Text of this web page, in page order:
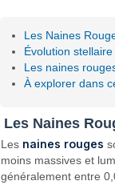
Les Naines
Évolution stellaire
Les naines
À explorer dans
Les Naines
Les naines rouges
moins massives et
généralement entre